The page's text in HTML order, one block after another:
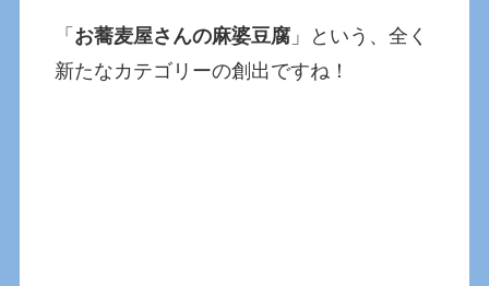
「 お蕎麦屋さんの麻婆豆腐 」という、全く
新たなカテゴリーの創出ですね！